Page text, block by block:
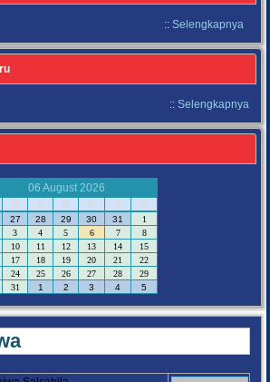
:: Selengkapnya
:: Selengkapnya
06 August 2026
S S R K J S
27 28 29 30 31
1
3 4 5 6 7
8
10 11 12 13 14
15
17 18 19 20 21
22
24 25 26 27 28
29
31 1 2 3 4 5